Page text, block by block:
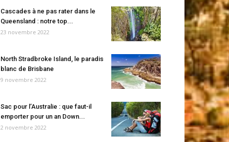
Cascades à ne pas rater dans le
Queensland : notre top...
23 novembre 2022
North Stradbroke Island, le paradis
blanc de Brisbane
9 novembre 2022
Sac pour l’Australie : que faut-il
emporter pour un an Down...
2 novembre 2022